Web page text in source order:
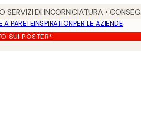
SERVIZI DI INCORNICIATURA •
A PARETEINSPIRATIONPER LE AZIENDE
SUI POSTER*